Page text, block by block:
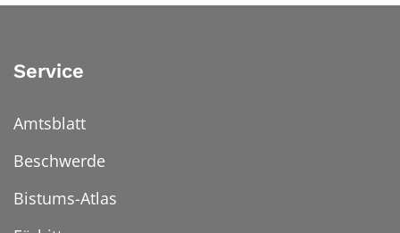
Service
Amtsblatt
Beschwerde
Bistums-Atlas